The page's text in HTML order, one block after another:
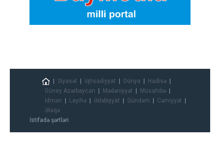
Siyasət İqtisadiyyat Dünya
Hadisə
Güney Azərbaycan
Mədəniyyət
Müsahibə
İdman
Layihə Ədəbiyyat Gündəm
Cəmiyyət
Əlaqə
İstifadə şərtləri